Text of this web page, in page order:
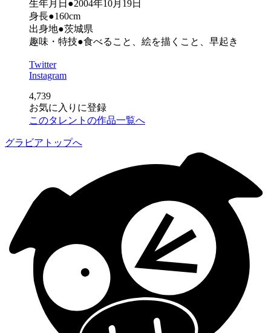
生年月日●2004年10月19日
身長●160cm
出身地●茨城県
趣味・特技●食べること、絵を描くこと、早起き
Twitter
Instagram
4,739
お気に入りに登録
このタレントの作品一覧へ
グラビアトップへ